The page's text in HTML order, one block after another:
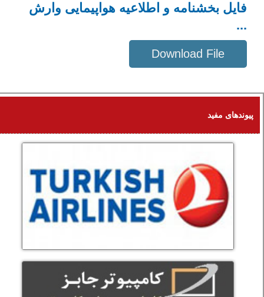
فایل بخشنامه و اطلاعیه هواپیمایی وارش
...
Download File
پیوندهای مفید